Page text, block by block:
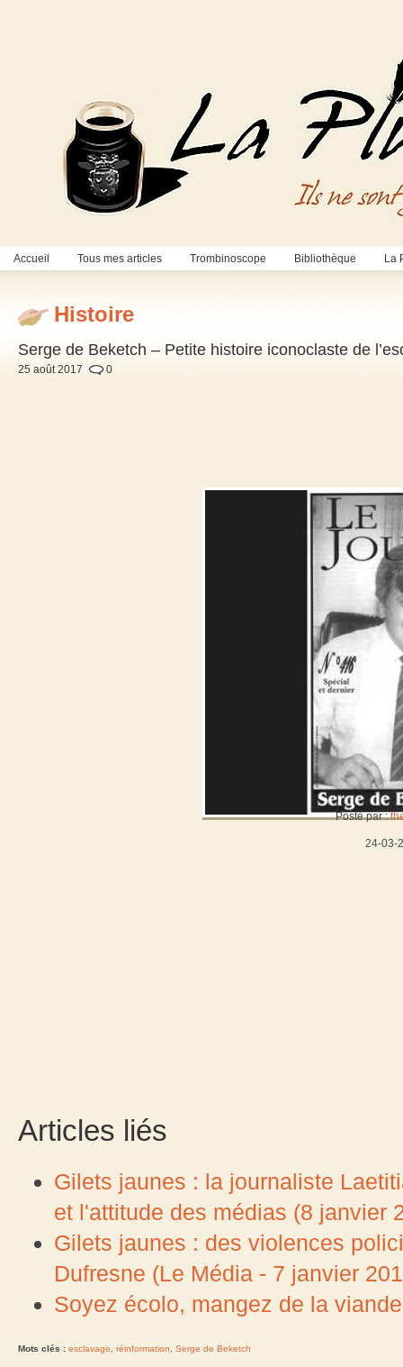
Accueil Tous mes articles Trombinoscope Bibliothèque La
Histoire
Serge de Beketch – Petite histoire iconoclaste de
25 août 2017 0
Posté par :
24-03-
Articles liés
Gilets jaunes : la journaliste
et l'attitude des médias (8 janvier
Gilets jaunes : des violences
Dufresne (Le Média - 7 janvier
Soyez écolo, mangez de la
Mots clés : esclavage réinformation Serge de Beketch